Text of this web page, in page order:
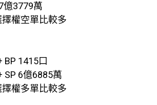
億3779萬
權空單比較多
BP 1415口
SP 6億6885萬
權多單比較多